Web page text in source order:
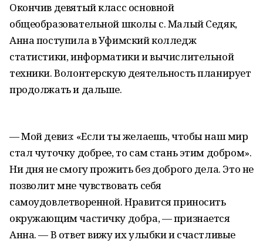
Окончив девятый класс основной
общеобразовательной школы с. Малый Седяк,
Анна поступила в Уфимский колледж
статистики, информатики и вычислительной
техники. Волонтерскую деятельность планирует
продолжать и дальше.
— Мой девиз: «Если ты желаешь, чтобы наш мир
стал чуточку добрее, то сам стань этим добром».
Ни дня не смогу прожить без доброго дела. Это не
позволит мне чувствовать себя
самоудовлетворенной. Нравится приносить
окружающим частичку добра, — признается
Анна. — В ответ вижу их улыбки и счастливые